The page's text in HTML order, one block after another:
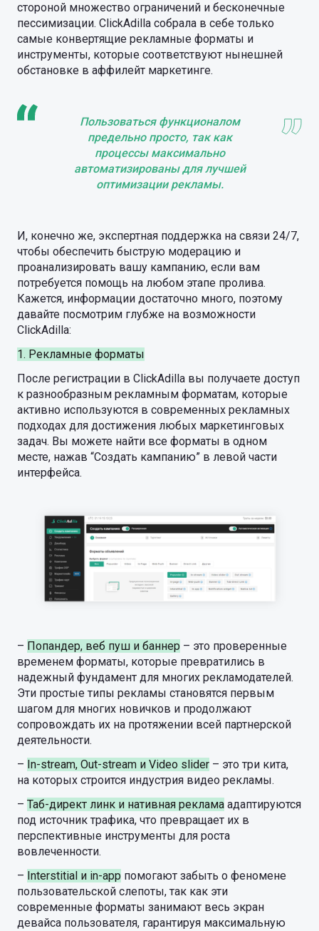
стороной множество ограничений и бесконечные
пессимизации. ClickAdilla собрала в себе только
самые конвертящие рекламные форматы и
инструменты, которые соответствуют нынешней
обстановке в аффилейт маркетинге.
Пользоваться функционалом
предельно просто, так как
процессы максимально
автоматизированы для лучшей
оптимизации рекламы.
И, конечно же, экспертная поддержка на связи 24/7,
чтобы обеспечить быструю модерацию и
проанализировать вашу кампанию, если вам
потребуется помощь на любом этапе пролива.
Кажется, информации достаточно много, поэтому
давайте посмотрим глубже на возможности
ClickAdilla:
1. Рекламные форматы
После регистрации в ClickAdilla вы получаете доступ
к разнообразным рекламным форматам, которые
активно используются в современных рекламных
подходах для достижения любых маркетинговых
задач. Вы можете найти все форматы в одном
месте, нажав “Создать кампанию” в левой части
интерфейса.
– Попандер, веб пуш и баннер – это проверенные
временем форматы, которые превратились в
надежный фундамент для многих рекламодателей.
Эти простые типы рекламы становятся первым
шагом для многих новичков и продолжают
сопровождать их на протяжении всей партнерской
деятельности.
– In-stream, Out-stream и Video slider – это три кита,
на которых строится индустрия видео рекламы.
– Таб-директ линк и нативная реклама адаптируются
под источник трафика, что превращает их в
перспективные инструменты для роста
вовлеченности.
– Interstitial и in-app помогают забыть о феномене
пользовательской слепоты, так как эти
современные форматы занимают весь экран
девайса пользователя, гарантируя максимальную